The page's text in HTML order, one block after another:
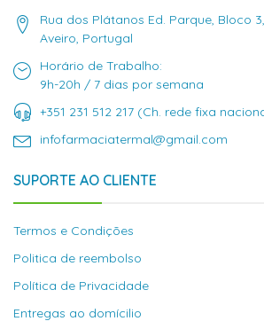
Rua dos Plátanos Ed. Parque, Bloco
Aveiro, Portugal
Horário de Trabalho:
9h-20h / 7 dias por semana
+351 231 512 217 (Ch. rede fixa
infofarmaciatermal@gmail.com
SUPORTE AO CLIENTE
Termos e Condições
Politica de reembolso
Política de Privacidade
Entregas ao domícilio